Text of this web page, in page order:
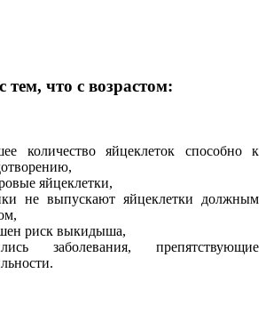
тем, что с возрастом:
количество яйцеклеток способно к
яйцеклетки,
не выпускают яйцеклетки должным
риск выкидыша,
заболевания, препятствующие